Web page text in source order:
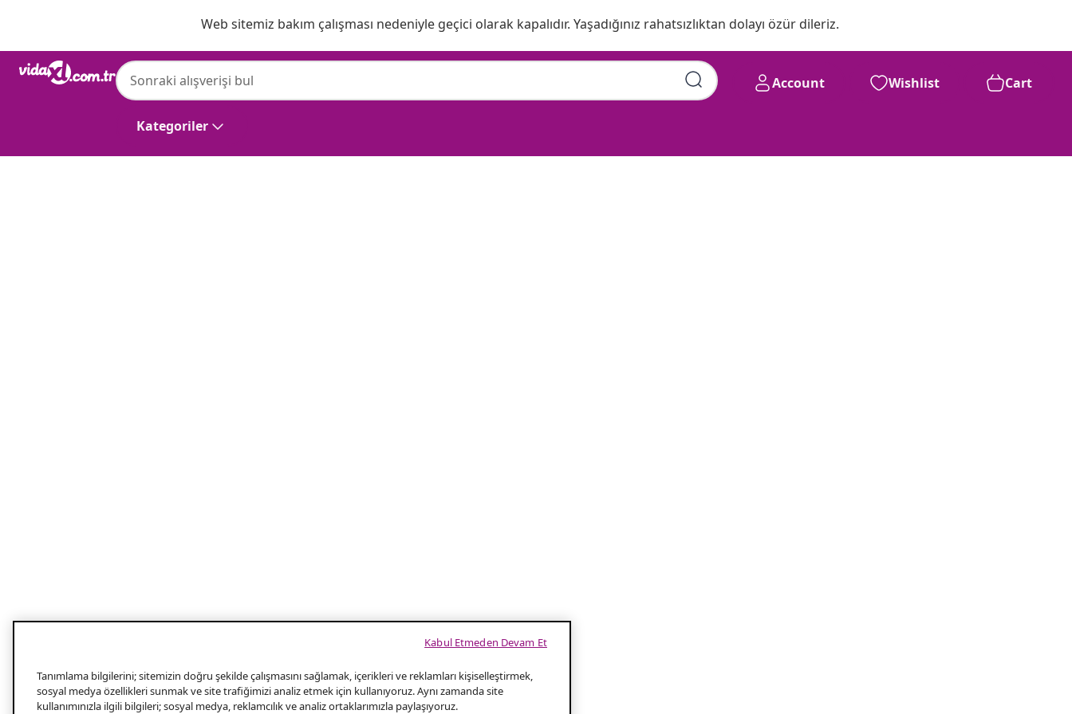
Web sitemiz bakım çalışması nedeniyle geçici olarak kapalıdır. Yaşadığınız rahatsızlıktan dolayı özür dileriz.
Kategoriler
Account Wishlist Cart
Tanımlama bilgilerini; sitemizin doğru şekilde çalışmasını sağlamak, içerikleri ve reklamları kişiselleştirmek,
sosyal medya özellikleri sunmak ve site trafiğimizi analiz etmek için kullanıyoruz. Aynı zamanda site
kullanımınızla ilgili bilgileri; sosyal medya, reklamcılık ve analiz ortaklarımızla paylaşıyoruz.
Kabul Etmeden Devam Et